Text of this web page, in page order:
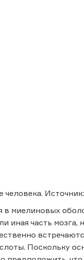
миелиновых
иная часть
Поскольку